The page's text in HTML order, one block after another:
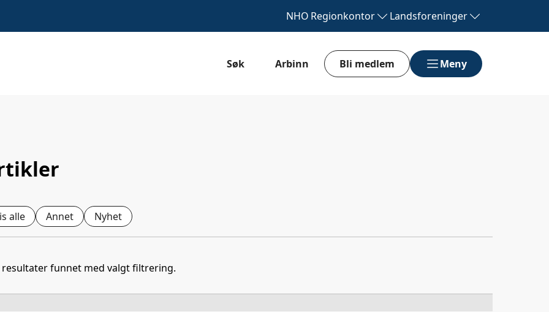
NHO Regionkontor Landsforeninger
Søk Arbinn Bli medlem Meny
alle Annet Nyhet
resultater funnet med valgt filtrering.